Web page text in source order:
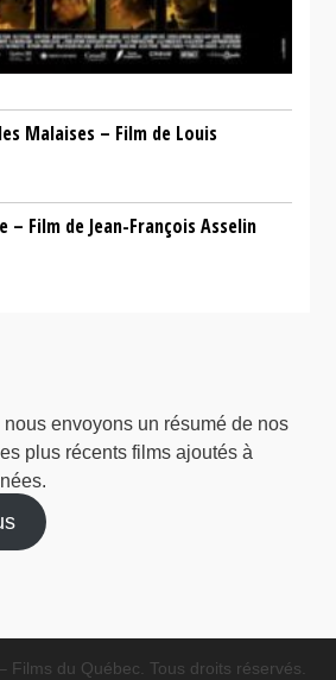
Malaises – Film de Louis
– Film de Jean-François Asselin
envoyons un résumé de nos
plus récents films ajoutés à
Films du Québec. Tous droits réservés.